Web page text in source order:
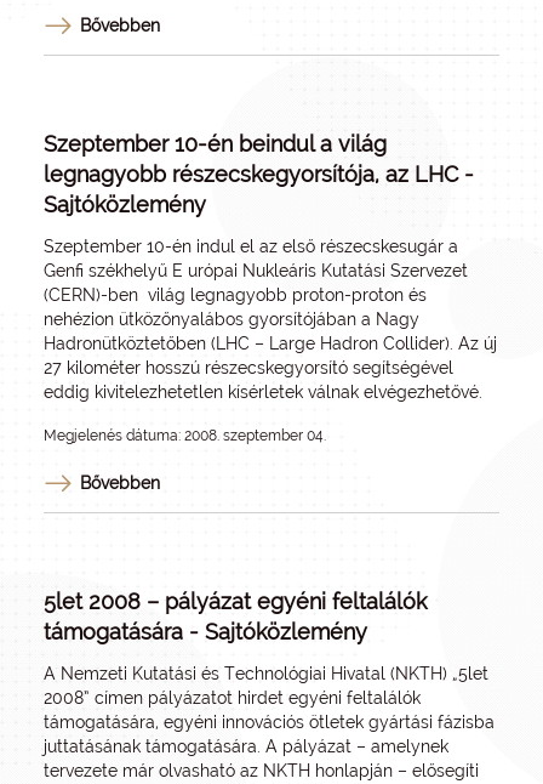
Bővebben
Szeptember 10-én beindul a világ
legnagyobb részecskegyorsítója, az LHC -
Sajtóközlemény
Szeptember 10-én indul el az első részecskesugár a
Genfi székhelyű E urópai Nukleáris Kutatási Szervezet
(CERN)-ben világ legnagyobb proton-proton és
nehézion ütközőnyalábos gyorsítójában a Nagy
Hadronütköztetőben (LHC – Large Hadron Collider). Az új
27 kilométer hosszú részecskegyorsító segítségével
eddig kivitelezhetetlen kísérletek válnak elvégezhetővé.
Megjelenés dátuma: 2008. szeptember 04.
Bővebben
5let 2008 – pályázat egyéni feltalálók
támogatására - Sajtóközlemény
A Nemzeti Kutatási és Technológiai Hivatal (NKTH) „5let
2008” címen pályázatot hirdet egyéni feltalálók
támogatására, egyéni innovációs ötletek gyártási fázisba
juttatásának támogatására. A pályázat – amelynek
tervezete már olvasható az NKTH honlapján – elősegíti